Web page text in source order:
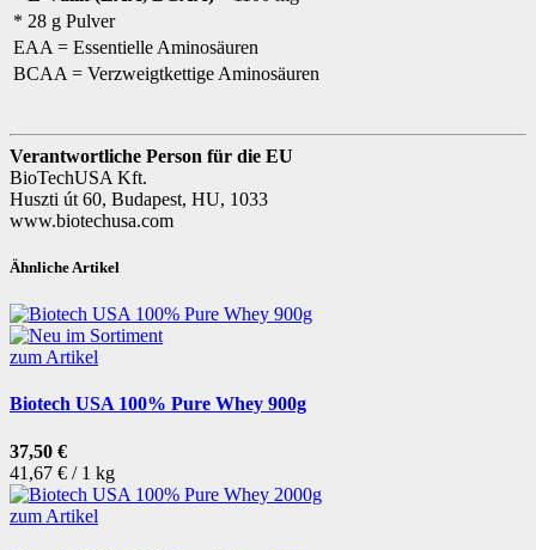
* 28 g Pulver
EAA = Essentielle Aminosäuren
BCAA = Verzweigtkettige Aminosäuren
Verantwortliche Person für die EU
BioTechUSA Kft.
Huszti út 60, Budapest, HU, 1033
www.biotechusa.com
Ähnliche Artikel
zum Artikel
Biotech USA 100% Pure Whey 900g
37,50 €
41,67 € / 1 kg
zum Artikel